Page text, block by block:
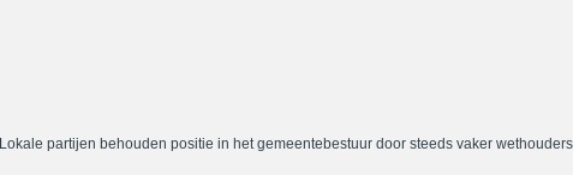
Lokale partijen behouden positie in het gemeentebestuur door steeds vaker wethouders